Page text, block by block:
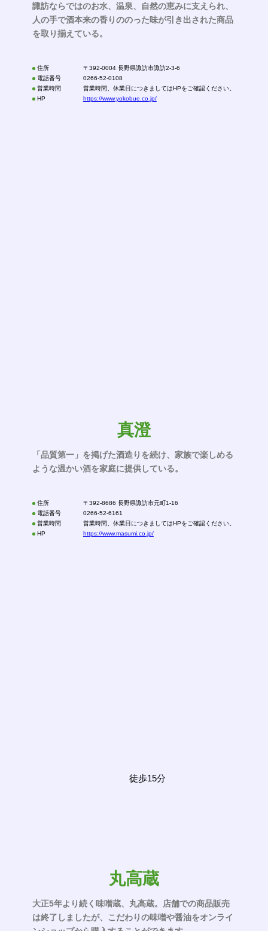
諏訪ならではのお水、温泉、自然の恵みに支えられ、
人の手で酒本来の香りののった味が引き出された商品
を取り揃えている。
住所
〒392-0004 長野県諏訪市諏訪2-3-6
電話番号
0266-52-0108
営業時間
営業時間、休業日につきましてはHPをご確認ください。
HP
https://www.yokobue.co.jp/
真澄
「品質第一」を掲げた酒造りを続け、家族で楽しめる
ような温かい酒を家庭に提供している。
住所
〒392-8686 長野県諏訪市元町1-16
電話番号
0266-52-6161
営業時間
営業時間、休業日につきましてはHPをご確認ください。
HP
https://www.masumi.co.jp/
徒歩15分
丸高蔵
大正5年より続く味噌蔵、丸高蔵。店舗での商品販売
は終了しましたが、こだわりの味噌や醤油をオンライ